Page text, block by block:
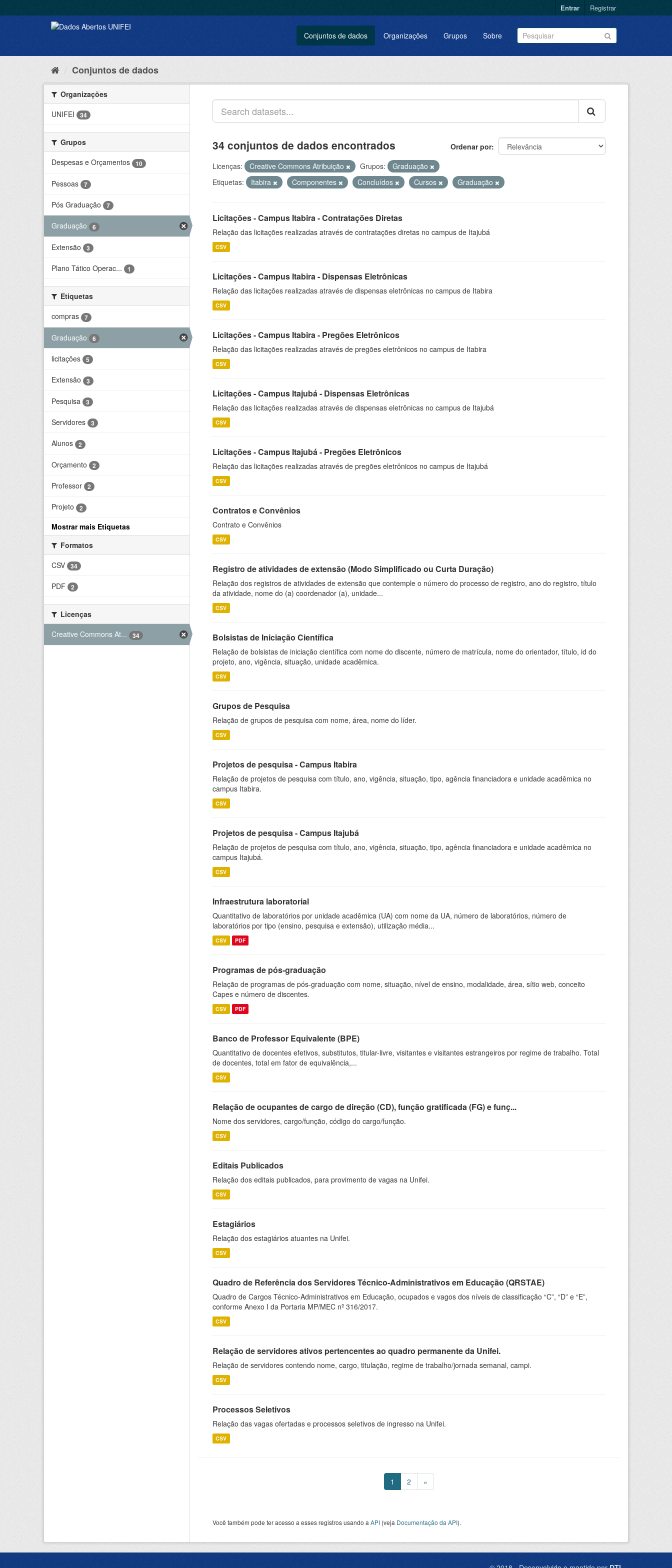
Entrar Registrar
Conjuntos de dados Organizações Grupos Sobre
Conjuntos de dados
Organizações
UNIFEI
34
Grupos
Despesas e Orçamentos
10
Pessoas 7
Pós Graduação 7
Graduação 6
Extensão 3
Plano Tático Operac... 1
Etiquetas
compras
7
Graduação 6
licitações 5
Extensão 3
Pesquisa 3
Servidores 3
Alunos 2
Orçamento 2
Professor 2
Projeto 2
Mostrar mais Etiquetas
Formatos
CSV
34
PDF 2
Licenças
Creative Commons At...
34
Ordenar por
34 conjuntos de dados encontrados
Licenças: Creative Commons Atribuição Grupos:
Graduação
Etiquetas:
Itabira Componentes Concluídos Cursos Graduação
Licitações - Campus Itabira - Contratações Diretas
Relação das licitações realizadas através de contratações diretas no campus de Itajubá
CSV
Licitações - Campus Itabira - Dispensas Eletrônicas
Relação das licitações realizadas através de dispensas eletrônicas no campus de Itabira
CSV
Licitações - Campus Itabira - Pregões Eletrônicos
Relação das licitações realizadas através de pregões eletrônicos no campus de Itabira
CSV
Licitações - Campus Itajubá - Dispensas Eletrônicas
Relação das licitações realizadas através de dispensas eletrônicas no campus de Itajubá
CSV
Licitações - Campus Itajubá - Pregões Eletrônicos
Relação das licitações realizadas através de pregões eletrônicos no campus de Itajubá
CSV
Contratos e Convênios
Contrato e Convênios
CSV
Registro de atividades de extensão (Modo Simplificado ou Curta Duração)
Relação dos registros de atividades de extensão que contemple o número do processo de registro, ano do registro, título
da atividade, nome do (a) coordenador (a), unidade...
CSV
Bolsistas de Iniciação Científica
Relação de bolsistas de iniciação científica com nome do discente, número de matrícula, nome do orientador, título, id do
projeto, ano, vigência, situação, unidade acadêmica.
CSV
Grupos de Pesquisa
Relação de grupos de pesquisa com nome, área, nome do líder.
CSV
Projetos de pesquisa - Campus Itabira
Relação de projetos de pesquisa com título, ano, vigência, situação, tipo, agência financiadora e unidade acadêmica no
campus Itabira.
CSV
Projetos de pesquisa - Campus Itajubá
Relação de projetos de pesquisa com título, ano, vigência, situação, tipo, agência financiadora e unidade acadêmica no
campus Itajubá.
CSV
Infraestrutura laboratorial
Quantitativo de laboratórios por unidade acadêmica (UA) com nome da UA, número de laboratórios, número de
laboratórios por tipo (ensino, pesquisa e extensão), utilização média...
CSV PDF
Programas de pós-graduação
Relação de programas de pós-graduação com nome, situação, nível de ensino, modalidade, área, sítio web, conceito
Capes e número de discentes.
CSV PDF
Banco de Professor Equivalente (BPE)
Quantitativo de docentes efetivos, substitutos, titular-livre, visitantes e visitantes estrangeiros por regime de trabalho. Total
de docentes, total em fator de equivalência,...
CSV
Relação de ocupantes de cargo de direção (CD), função gratificada (FG) e funç...
Nome dos servidores, cargo/função, código do cargo/função.
CSV
Editais Publicados
Relação dos editais publicados, para provimento de vagas na Unifei.
CSV
Estagiários
Relação dos estagiários atuantes na Unifei.
CSV
Quadro de Referência dos Servidores Técnico-Administrativos em Educação (QRSTAE)
Quadro de Cargos Técnico-Administrativos em Educação, ocupados e vagos dos níveis de classificação “C”, “D” e “E”,
conforme Anexo I da Portaria MP/MEC nº 316/2017.
CSV
Relação de servidores ativos pertencentes ao quadro permanente da Unifei.
Relação de servidores contendo nome, cargo, titulação, regime de trabalho/jornada semanal, campi.
CSV
Processos Seletivos
Relação das vagas ofertadas e processos seletivos de ingresso na Unifei.
CSV
1 2 »
Você também pode ter acesso a esses registros usando a API (veja Documentação da API).